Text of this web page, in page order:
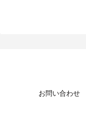
お問い合わせ